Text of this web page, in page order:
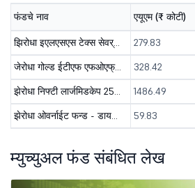
फंडचे नाव एयूएम (₹ कोटी)
झिरोधा इएलएसएस टेक्स सेवर् निफ्टी लार्जमिडकेप 250 इन्डेक्स फन्ड - डायरेक्ट ( जि ) 279.83
जेरोधा गोल्ड ईटीएफ एफओएफ् - डायरेक्ट ( जि )
328.42
झेरोधा निफ्टी लार्जमिडकेप 250 इन्डेक्स फन्ड - डायरेक्ट ( जि )
1486.49
झेरोधा ओवर्नाईट फन्ड - डायरेक्ट ( जि )
59.83
म्युच्युअल फंड संबंधित लेख